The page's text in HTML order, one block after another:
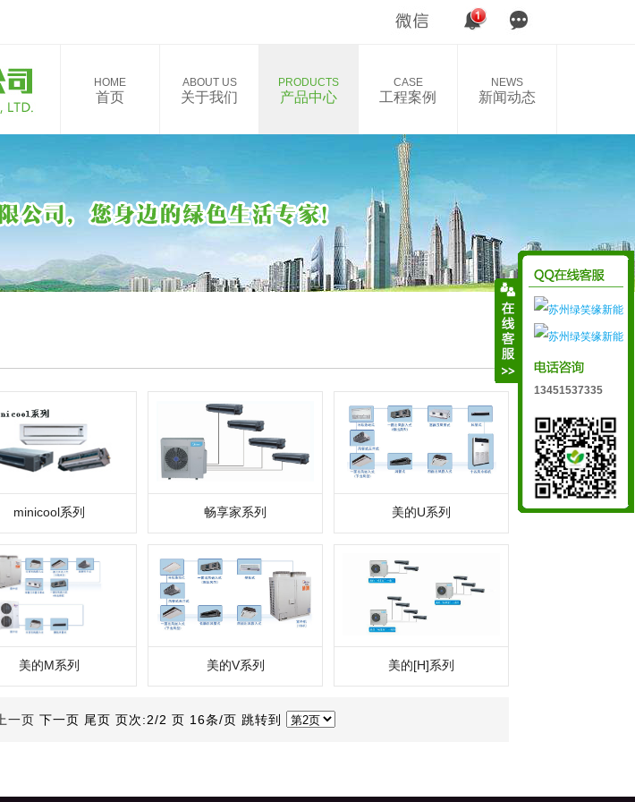
HOME
首页
ABOUT US
关于我们
PRODUCTS
产品中心
CASE
工程案例
NEWS
新闻动态
minicool系列 畅享家系列 美的U系列
美的M系列 美的V系列 美的[H]系列
上一页 下一页 尾页 页次:2/2 页 16条/页 跳转到
13451537335